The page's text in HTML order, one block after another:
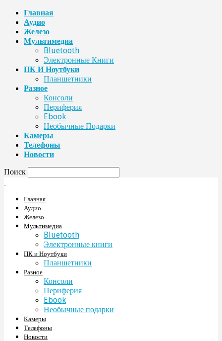
Главная
Аудио
Железо
Мультимедиа
Bluetooth
Электронные Книги
ПК И Ноутбуки
Планшетники
Разное
Консоли
Периферия
Ebook
Необычные Подарки
Камеры
Телефоны
Новости
Поиск
Главная
Аудио
Железо
Мультимедиа
Bluetooth
Электронные книги
ПК и Ноутбуки
Планшетники
Разное
Консоли
Периферия
Ebook
Необычные подарки
Камеры
Телефоны
Новости